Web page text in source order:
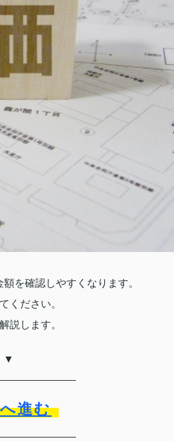
を確認しやすくなります。
ください。
説します。
▼
進む